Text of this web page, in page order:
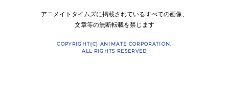
アニメイトタイムズに掲載されているすべての画像、
文章等の無断転載を禁じます
COPYRIGHT(C) ANIMATE CORPORATION.
ALL RIGHTS RESERVED